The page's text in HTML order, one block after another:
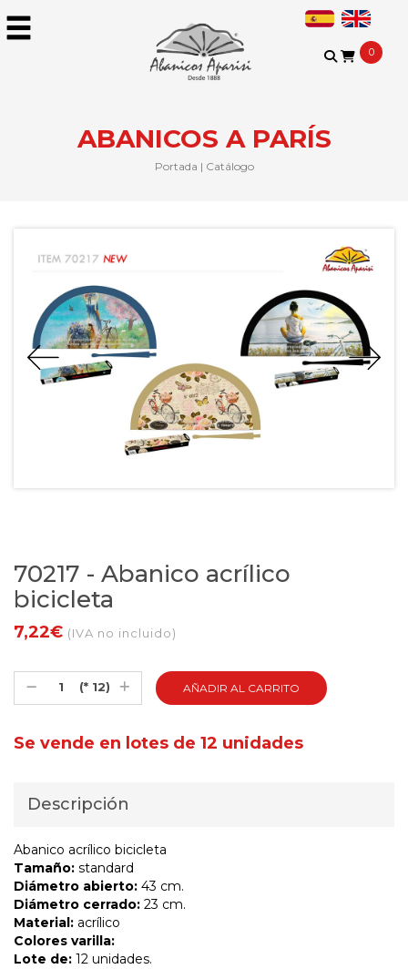
0
ABANICOS A PARÍS
Portada | Catálogo
70217 - Abanico acrílico
bicicleta
7,22€ (IVA no incluido)
(* 12)
Se vende en lotes de 12 unidades
Descripción
Abanico acrílico bicicleta
Tamaño: standard
Diámetro abierto: 43 cm.
Diámetro cerrado: 23 cm.
Material: acrílico
Colores varilla:
Lote de: 12 unidades.